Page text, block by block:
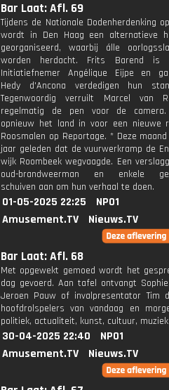
Bar Laat: Afl. 69
Tijdens de Nationale Dodenherdenking
wordt in Den Haag een alternatieve
georganiseerd, waarbij álle
worden herdacht. Frits Barend is
Initiatiefnemer Angélique Eijpe en
Hedy d'Ancona verdedigen hun
Tegenwoordig verruilt Marcel van
regelmatig de pen voor de
opnieuw het land in voor een nieuwe
Roosmalen op Reportage. * Deze
jaar geleden dat de vuurwerkramp de
wijk Roombeek wegvaagde. Een
oud-brandweerman en enkele
schuiven aan om hun verhaal te doen.
01-05-2025 22:25
NPO1
Amusement.TV
Nieuws.TV
Bar Laat: Afl. 68
Met opgewekt gemoed wordt het
dag gevoerd. Aan tafel ontvangt
Jeroen Pauw of invalpresentator Tim
hoofdrolspelers van vandaag en
politiek, actualiteit, kunst, cultuur,
30-04-2025 22:40
NPO1
Amusement.TV
Nieuws.TV